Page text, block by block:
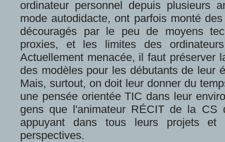
ordinateur personnel depuis plusieurs
mode autodidacte, ont parfois monté
découragés par le peu de moyens
proxies, et les limites des
Actuellement menacée, il faut préserver
des modèles pour les débutants de leur
Mais, surtout, on doit leur donner du
une pensée orientée TIC dans leur
gens que l'animateur RÉCIT de la CS
appuyant dans tous leurs projets
perspectives.